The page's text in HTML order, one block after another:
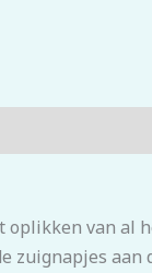
van al